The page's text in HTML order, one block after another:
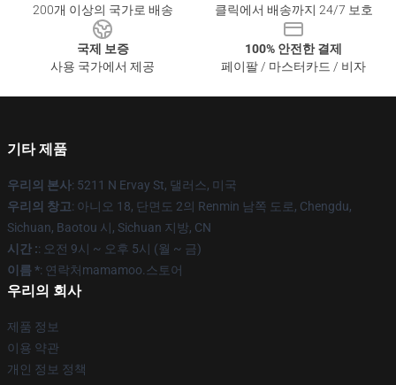
200개 이상의 국가로 배송
클릭에서 배송까지 24/7 보호
국제 보증
사용 국가에서 제공
100% 안전한 결제
페이팔 / 마스터카드 / 비자
기타 제품
우리의 본사: 5211 N Ervay St, 댈러스, 미국
우리의 창고: 아니오 18, 단면도 2의 Renmin 남쪽 도로, Chengdu,
Sichuan, Baotou 시, Sichuan 지방, CN
시간 :: 오전 9시 ~ 오후 5시 (월 ~ 금)
이름 *: 연락처mamamoo.스토어
우리의 회사
제품 정보
이용 약관
개인 정보 정책